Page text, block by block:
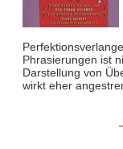
Phrasierungen ist
Darstellung von
wirkt eher